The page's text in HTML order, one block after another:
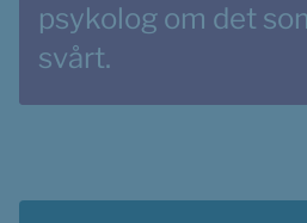
psykolog om det
svårt.